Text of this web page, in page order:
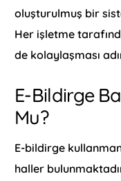
oluşturulmuş bir
Her işletme
de kolaylaşması
E-Bildirge
Mu?
E-bildirge
haller